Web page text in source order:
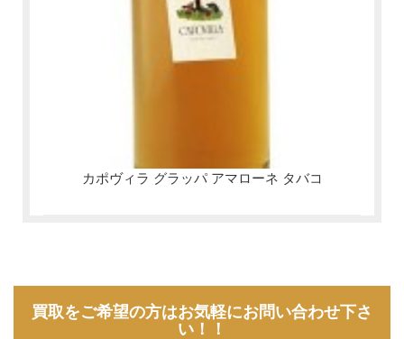
カポヴィラ グラッパ アマローネ タバコ
買取をご希望の方はお気軽にお問い合わせ下さ
い！！